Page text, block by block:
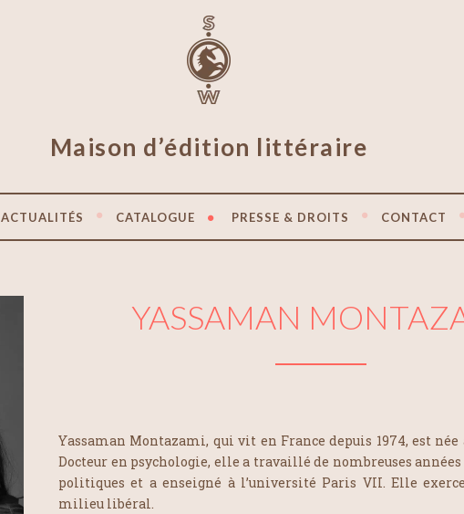
Maison d’édition littéraire
ACTUALITÉS CATALOGUE PRESSE & DROITS CONTACT
YASSAMAN
Yassaman Montazami, qui vit en France depuis 1974, est née
Docteur en psychologie, elle a travaillé de nombreuses
politiques et a enseigné à l’université Paris VII. Elle
milieu libéral.